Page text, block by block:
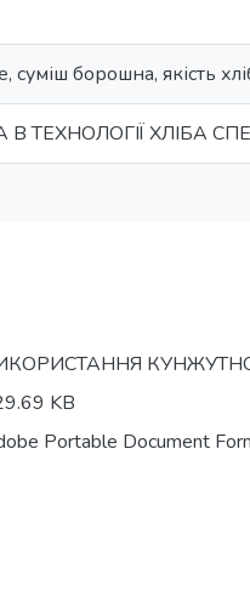
борошна, якість
ХЛІБА
KB
Portable Document